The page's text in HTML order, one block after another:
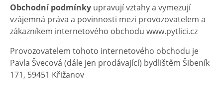
Obchodní podmínky upravují vztahy a vymezují
vzájemná práva a povinnosti mezi provozovatelem a
zákazníkem internetového obchodu www.pytlici.cz
Provozovatelem tohoto internetového obchodu je
Pavla Švecová (dále jen prodávající) bydlištěm Šibeník
171, 59451 Křižanov